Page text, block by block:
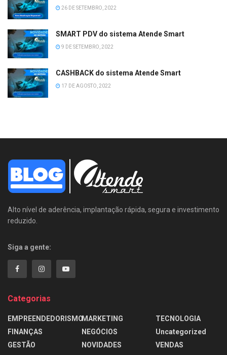
26 DE SETEMBRO, 2022
SMART PDV do sistema Atende Smart
9 DE SETEMBRO, 2022
CASHBACK do sistema Atende Smart
17 DE AGOSTO, 2022
Alto nível de aderência, implantação rápida, segura e investimento
reduzido.
Siga a gente:
Categorias
EMPREENDEDORISMO
FINANÇAS
GESTÃO
MARKETING
NEGÓCIOS
NOVIDADES
TECNOLOGIA
Uncategorized
VENDAS